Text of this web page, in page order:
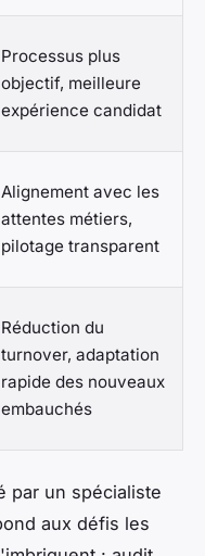
Processus plus
objectif, meilleure
expérience candidat
Alignement avec les
attentes métiers,
pilotage transparent
Réduction du
turnover, adaptation
rapide des nouveaux
embauchés
par un spécialiste
aux défis les